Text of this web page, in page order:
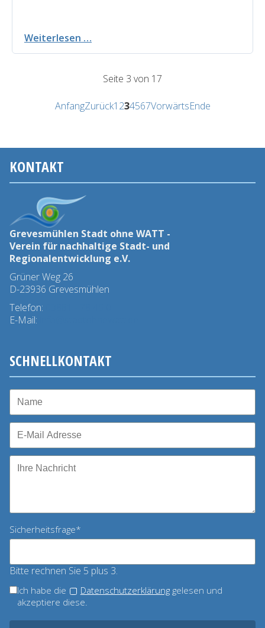
Weiterlesen …
Seite 3 von 17
AnfangZurück1 234567VorwärtsEnde
KONTAKT
Grevesmühlen Stadt ohne WATT -
Verein für nachhaltige Stadt- und
Regionalentwicklung e.V.
Grüner Weg 26
D-23936 Grevesmühlen
Telefon:
E-Mail:
SCHNELLKONTAKT
Pflichtfeld
Sicherheitsfrage*
Bitte rechnen Sie 5 plus 3.
Ich habe die Datenschutzerklärunggelesen und
akzeptiere diese.